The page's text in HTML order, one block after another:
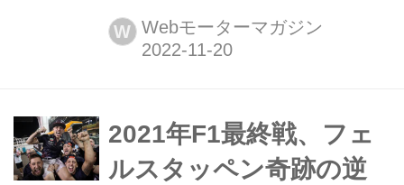
戦最終戦アブダビGPの予選がヤス・
マリーナ・サーキットで行われ、マッ
ンを獲得した。2番手にもセルジオ・
ペレスが入り、レッドブルがフロント
ロウを独占した。3番手はシャルル・
W Webモーターマガジン
2021年F1最終戦、フェ
ルスタッペン奇跡の逆